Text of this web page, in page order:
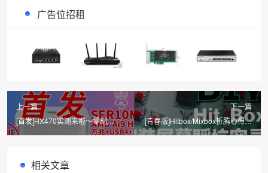
广告位招租
上一篇
[首发]HX470实测来啦～零刻
SER10 MAX迷你电脑深度全面测
下一篇
[青春版]Hitbox/Mixbox折腾心得分
享，加装小屏幕 实机体验格斗和
相关文章